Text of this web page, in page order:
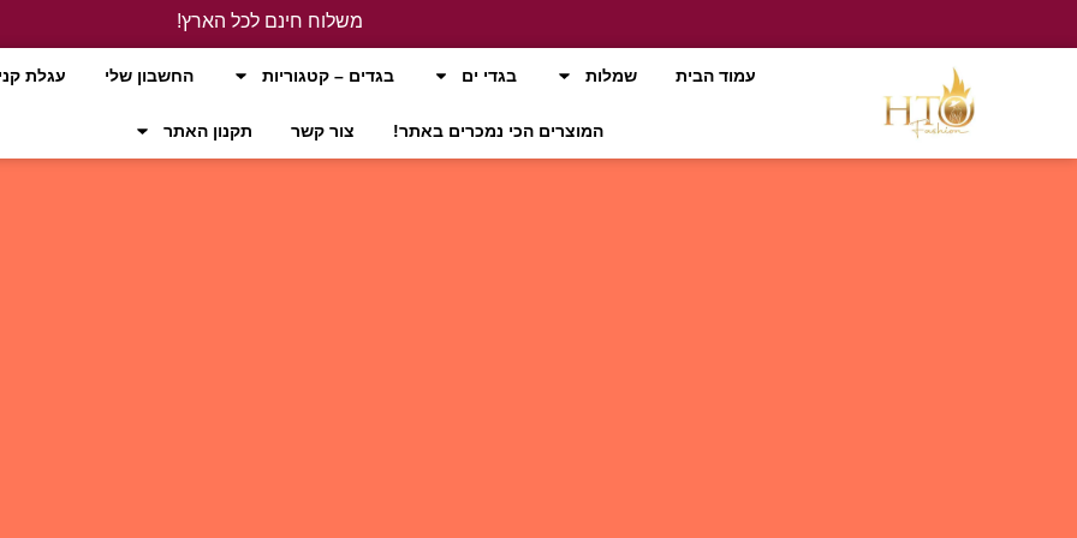
משלוח חינם לכל הארץ!
עמוד הבית
שמלות בגדי ים בגדים – קטגוריות החשבון שלי עגלת
המוצרים הכי נמכרים באתר! צור קשר תקנון האתר